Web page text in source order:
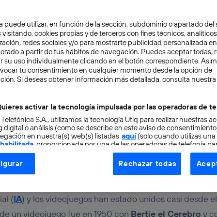
ARTIFICIAL 5 min
de la inteligencia
(IA) y los videojuegos han estado unidos casi desde
un videojuego fue en 1950 con Bertie el Cerebro y
puede utilizar, en función de la sección, subdominio o apartado del
visitando, cookies propias y de terceros con fines técnicos,
redes sociales y/o para mostrarte publicidad personalizada
a partir de tus hábitos de navegación. Puedes aceptar todas,
su uso individualmente clicando en el botón correspondiente.
tu consentimiento en cualquier momento desde la opción de
Si deseas obtener información más detallada, consulta nuestra
activar la tecnología impulsada por las operadoras de
S.A., utilizamos la tecnología Utiq para realizar nuestras
digital o análisis (como se describe en este aviso de
en nuestra(s) web(s) listadas aquí(solo cuando utilizas una
, proporcionada por una de las operadoras de telefonía
consentimiento en cada página web).
Utiq está diseñada con la privacidad como prioridad
dirección IP y otra información de la cuenta de cliente de
a la conexión que utilizas (p. ej., número de teléfono móvil).
Rechazar todas